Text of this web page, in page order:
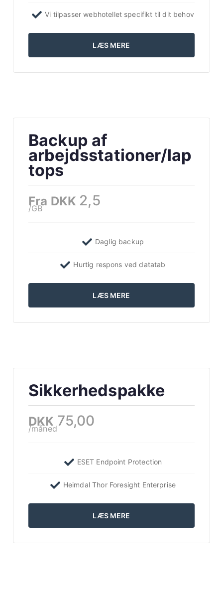
Vi tilpasser webhotellet specifikt til dit behov
LÆS MERE
Backup af
arbejdsstationer/lap
tops
Fra DKK 2,5
/GB
Daglig backup
Hurtig respons ved datatab
LÆS MERE
Sikkerhedspakke
DKK 75,00
/måned
ESET Endpoint Protection
Heimdal Thor Foresight Enterprise
LÆS MERE